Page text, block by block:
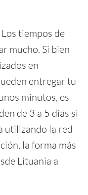
Los tiempos de
mucho. Si bien
en
entregar tu
minutos, es
de 3 a 5 días si
utilizando la red
la forma más
Lituania a